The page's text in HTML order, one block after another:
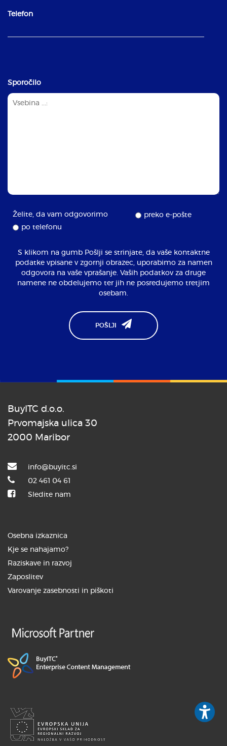
Telefon
Sporočilo
Želite, da vam odgovorimo
preko e-pošte
po telefonu
S klikom na gumb Pošlji se strinjate, da vaše kontaktne
podatke vpisane v zgornji obrazec, uporabimo za namen
odgovora na vaše vprašanje. Vaših podatkov za druge
namene ne obdelujemo ter jih ne posredujemo tretjim
osebam.
POŠLJI
BuyITC d.o.o.
Prvomajska ulica 30
2000 Maribor
info@buyitc.si
02 461 04 61
Sledite nam
Osebna izkaznica
Kje se nahajamo?
Raziskave in razvoj
Zaposlitev
Varovanje zasebnosti in piškoti